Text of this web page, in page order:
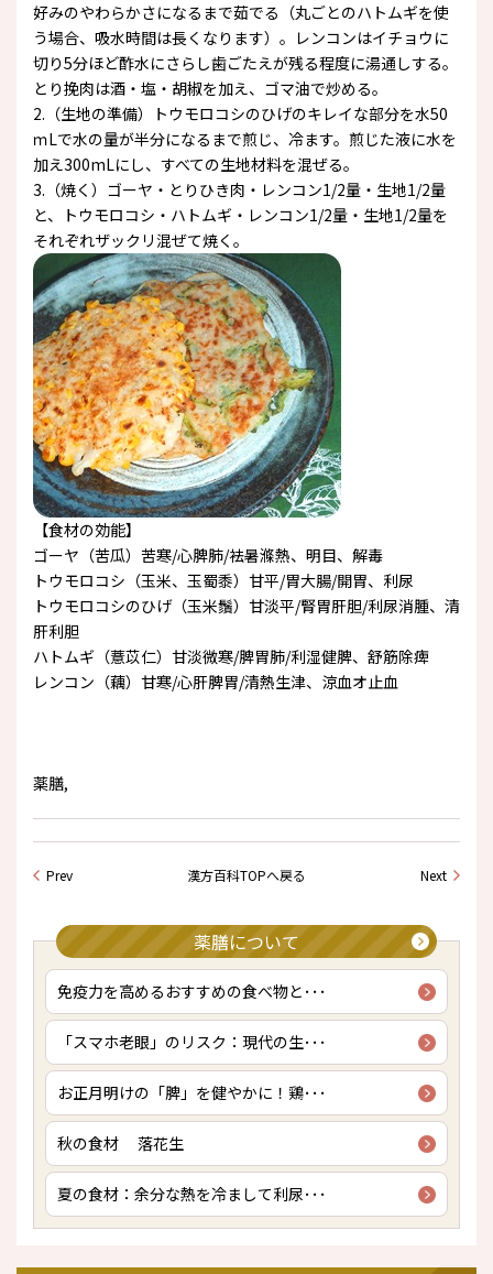
好みのやわらかさになるまで茹でる（丸ごとのハトムギを使
う場合、吸水時間は長くなります）。レンコンはイチョウに
切り5分ほど酢水にさらし歯ごたえが残る程度に湯通しする。
とり挽肉は酒・塩・胡椒を加え、ゴマ油で炒める。
2.（生地の準備）トウモロコシのひげのキレイな部分を水50
ｍLで水の量が半分になるまで煎じ、冷ます。煎じた液に水を
加え300mLにし、すべての生地材料を混ぜる。
3.（焼く）ゴーヤ・とりひき肉・レンコン1/2量・生地1/2量
と、トウモロコシ・ハトムギ・レンコン1/2量・生地1/2量を
それぞれザックリ混ぜて焼く。
【食材の効能】
ゴーヤ（苦瓜）苦寒/心脾肺/袪暑滌熱、明目、解毒
トウモロコシ（玉米、玉蜀黍）甘平/胃大腸/開胃、利尿
トウモロコシのひげ（玉米鬚）甘淡平/腎胃肝胆/利尿消腫、清
肝利胆
ハトムギ（薏苡仁）甘淡微寒/脾胃肺/利湿健脾、舒筋除痺
レンコン（藕）甘寒/心肝脾胃/清熱生津、涼血オ止血
薬膳,
Prev 漢方百科TOPへ戻る Next
薬膳について
免疫力を高めるおすすめの食べ物と･･･
「スマホ老眼」のリスク：現代の生･･･
お正月明けの「脾」を健やかに！鶏･･･
秋の食材 落花生
夏の食材：余分な熱を冷まして利尿･･･